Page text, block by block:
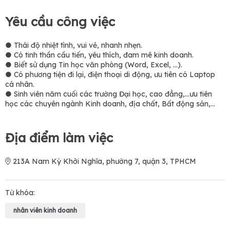
Yêu cầu công việc
● Thái độ nhiệt tình, vui vẻ, nhanh nhẹn.
● Có tinh thần cầu tiến, yêu thích, đam mê kinh doanh.
● Biết sử dụng Tin học văn phòng (Word, Excel, …).
● Có phương tiện đi lại, điện thoại di động, ưu tiên có Laptop
cá nhân.
● Sinh viên năm cuối các trường Đại học, cao đẳng,…ưu tiên
học các chuyên ngành Kinh doanh, địa chất, Bất động sản,…
Địa điểm làm việc
213A Nam Kỳ Khởi Nghĩa, phường 7, quận 3, TPHCM
Từ khóa:
nhân viên kinh doanh